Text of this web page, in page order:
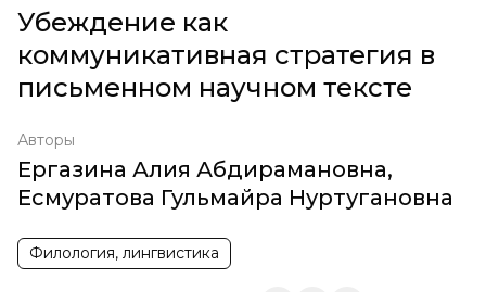
Убеждение как
коммуникативная стратегия в
письменном научном тексте
Авторы
Ергазина Алия Абдирамановна,
Есмуратова Гульмайра Нуртугановна
Филология, лингвистика